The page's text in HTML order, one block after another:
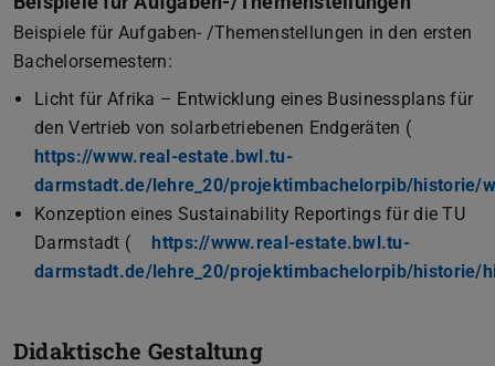
Beispiele für Aufgaben- /Themenstellungen in den ersten
Bachelorsemestern:
Licht für Afrika – Entwicklung eines Businessplans für
den Vertrieb von solarbetriebenen Endgeräten (
https://www.real-estate.bwl.tu-
darmstadt.de/lehre_20/projektimbachelorpib/historie/
Konzeption eines Sustainability Reportings für die TU
Darmstadt (
https://www.real-estate.bwl.tu-
darmstadt.de/lehre_20/projektimbachelorpib/historie/
Didaktische Gestaltung